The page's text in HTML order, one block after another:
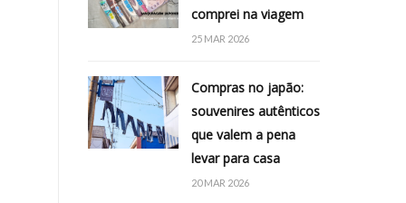
comprei na viagem
25 MAR 2026
Compras no japão:
souvenires autênticos
que valem a pena
levar para casa
20 MAR 2026